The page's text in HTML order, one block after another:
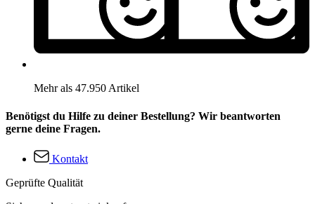
Mehr als 47.950 Artikel
Benötigst du Hilfe zu deiner Bestellung? Wir beantworten
gerne deine Fragen.
Kontakt
Geprüfte Qualität